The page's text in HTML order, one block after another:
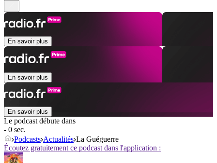
En savoir plus
En savoir plus
En savoir plus
Le podcast débute dans
- 0 sec.
Podcasts Actualités La Guéguerre
Écoutez gratuitement ce podcast dans l'application :